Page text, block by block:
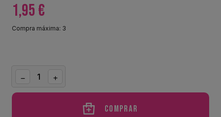
1,95 €
Compra máxima: 3
Comprar